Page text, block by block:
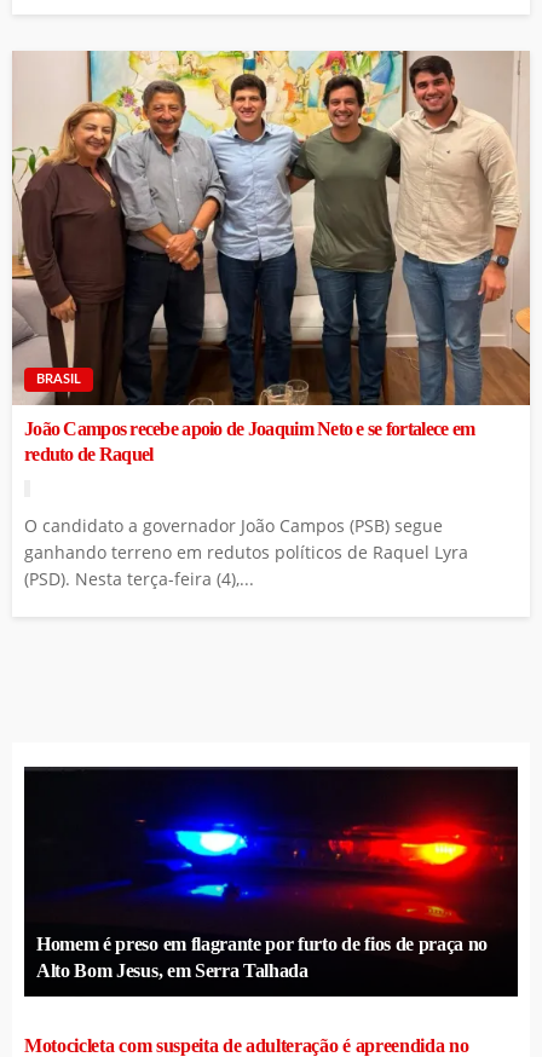
BRASIL
João Campos recebe apoio de Joaquim Neto e se fortalece em
reduto de Raquel
O candidato a governador João Campos (PSB) segue
ganhando terreno em redutos políticos de Raquel Lyra
(PSD). Nesta terça-feira (4),...
Homem é preso em flagrante por furto de fios de praça no
Alto Bom Jesus, em Serra Talhada
Motocicleta com suspeita de adulteração é apreendida no